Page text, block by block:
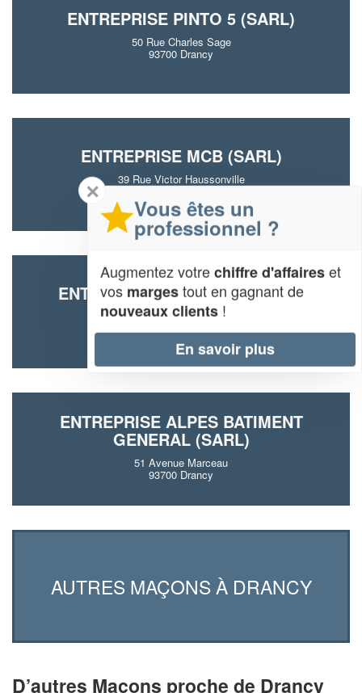
ENTREPRISE PINTO 5 (SARL)
50 Rue Charles Sage
93700 Drancy
ENTREPRISE MCB (SARL)
39 Rue Victor Haussonville
93700 Drancy
ENTREPRISE STCM BTP (SARL)
54 Avenue Henri Barbusse
93700 Drancy
ENTREPRISE ALPES BATIMENT
GENERAL (SARL)
51 Avenue Marceau
93700 Drancy
AUTRES MAÇONS À DRANCY
D’autres Maçons proche de Drancy
✕
Vous êtes un
professionnel ?
Augmentez votrechiffre d'affaireset
vos margestout en gagnant de
nouveaux clients !
En savoir plus